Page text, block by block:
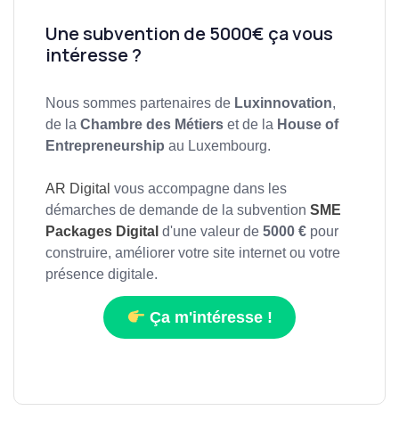
Une subvention de 5000€ ça vous
intéresse ?
Nous sommes partenaires de Luxinnovation,
de la Chambre des Métiers et de la House of
Entrepreneurship au Luxembourg.
AR Digital vous accompagne dans les
démarches de demande de la subvention SME
Packages Digital d'une valeur de 5000 € pour
construire, améliorer votre site internet ou votre
présence digitale.
Ça m'intéresse !